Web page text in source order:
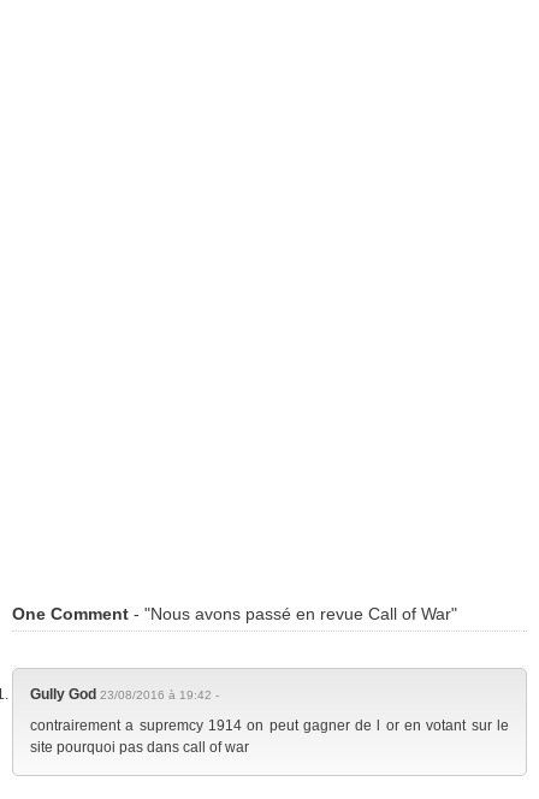
One Comment - "Nous avons passé en revue Call of War"
Gully God 23/08/2016 à 19:42 -
contrairement a supremcy 1914 on peut gagner de l or en votant sur le
site pourquoi pas dans call of war